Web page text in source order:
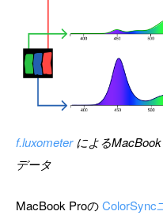
f.luxometerによる
データ
MacBook ProのColorSync